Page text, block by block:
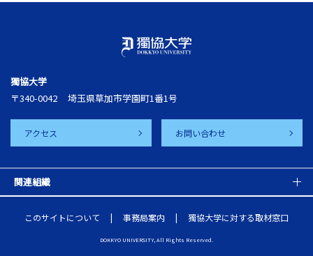
獨協大学
〒340-0042
埼玉県草加市学園町1番1号
アクセス お問い合わせ
関連組織
このサイトについて 事務局案内 獨協大学に対する取材窓口
DOKKYO UNIVERSITY, All Rights Reserved.